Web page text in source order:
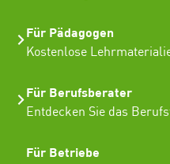
Für Pädagogen
Kostenlose
Für Berufsberater
Entdecken Sie das
Für Betriebe